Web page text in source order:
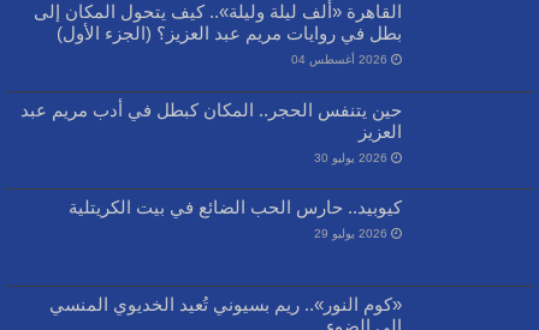
القاهرة «ألف ليلة وليلة».. كيف يتحول المكان إلى
بطل في روايات مريم عبد العزيز؟ (الجزء الأول)
2026 أغسطس 04
حين يتنفس الحجر.. المكان كبطل في أدب مريم عبد
العزيز
2026 يوليو 30
كيوبيد.. حارس الحب الضائع في بيت الكريتلية
2026 يوليو 29
«كوم النور».. ريم بسيوني تُعيد الخديوي المنسي
إلى الضوء